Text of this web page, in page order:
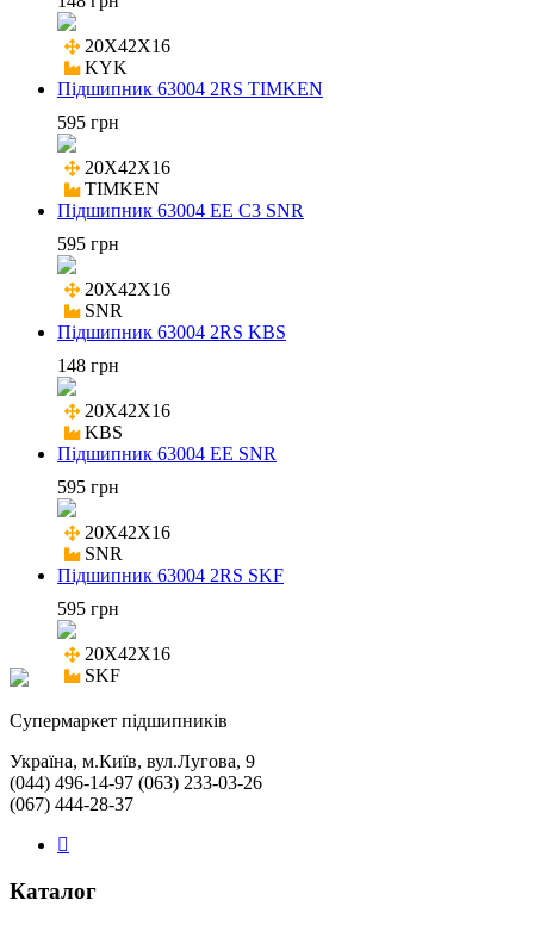
20X42X16
KYK
Підшипник 63004 2RS TIMKEN
595 грн
20X42X16
TIMKEN
Підшипник 63004 EE C3 SNR
595 грн
20X42X16
SNR
Підшипник 63004 2RS KBS
148 грн
20X42X16
KBS
Підшипник 63004 EE SNR
595 грн
20X42X16
SNR
Підшипник 63004 2RS SKF
595 грн
20X42X16
SKF
Cупермаркет підшипників
Україна, м.Київ, вул.Лугова, 9
(044) 496-14-97 (063) 233-03-26
(067) 444-28-37
Каталог